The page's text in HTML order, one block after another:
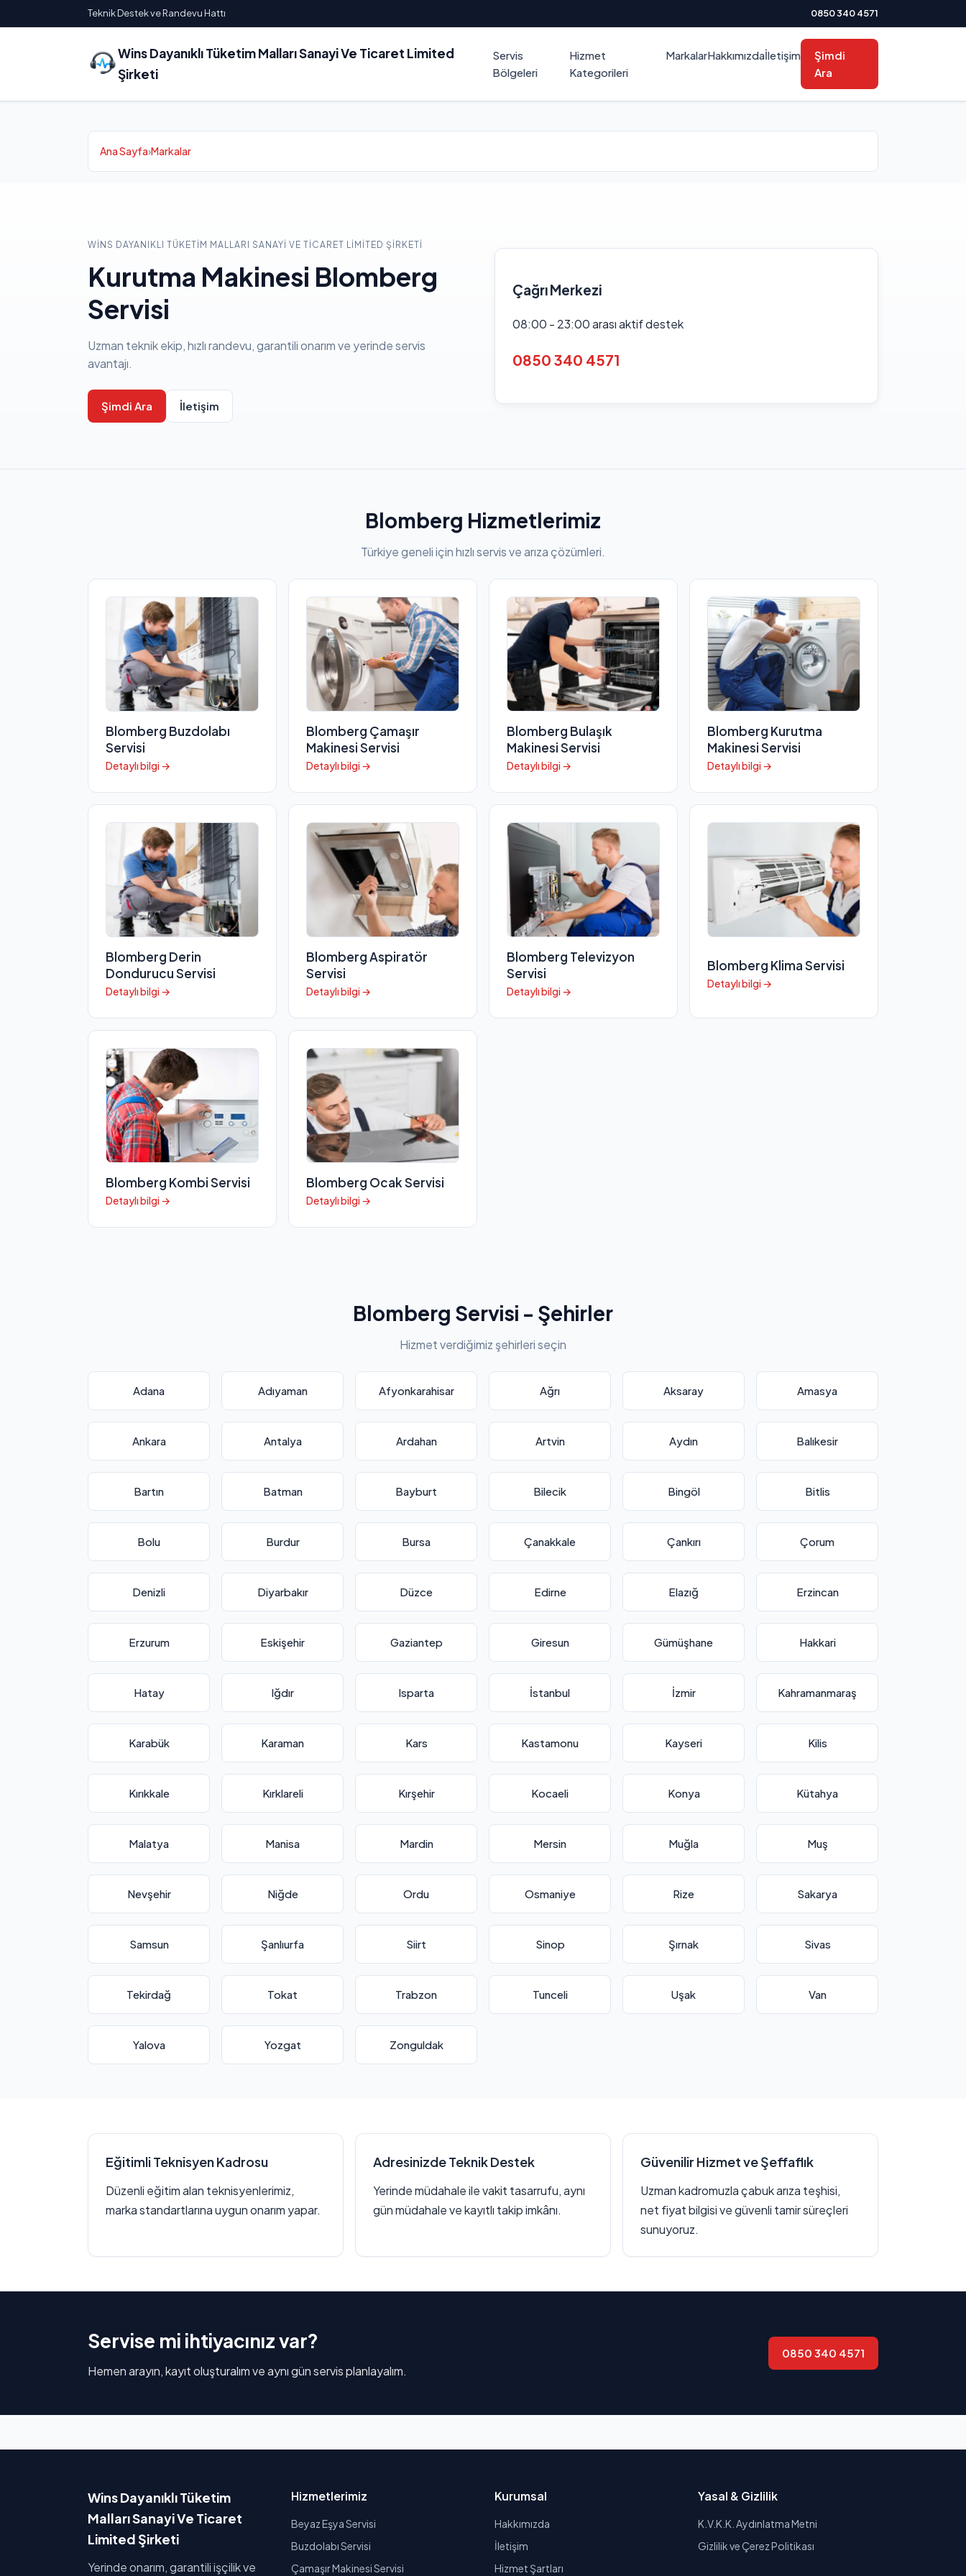
Teknik Destek ve Randevu Hattı 0850 340 4571
Wins Dayanıklı Tüketim Malları Sanayi Ve Ticaret Limited
Şirketi
Servis
Bölgeleri
Hizmet
Kategorileri
MarkalarHakkımızdaİletişim
Şimdi
Ara
Ana Sayfa›Markalar
WINS DAYANIKLI TÜKETIM MALLARI SANAYI VE TICARET LIMITED ŞIRKETI
Kurutma Makinesi Blomberg
Servisi
Uzman teknik ekip, hızlı randevu, garantili onarım ve yerinde servis
avantajı.
Şimdi Ara İletişim
Çağrı Merkezi
08:00 - 23:00 arası aktif destek
0850 340 4571
Blomberg Hizmetlerimiz
Türkiye geneli için hızlı servis ve arıza çözümleri.
Blomberg Buzdolabı
Servisi
Detaylı bilgi →
Blomberg Çamaşır
Makinesi Servisi
Detaylı bilgi →
Blomberg Bulaşık
Makinesi Servisi
Detaylı bilgi →
Blomberg Kurutma
Makinesi Servisi
Detaylı bilgi →
Blomberg Derin
Dondurucu Servisi
Detaylı bilgi →
Blomberg Aspiratör
Servisi
Detaylı bilgi →
Blomberg Televizyon
Servisi
Detaylı bilgi →
Blomberg Klima Servisi
Detaylı bilgi →
Blomberg Kombi Servisi
Detaylı bilgi →
Blomberg Ocak Servisi
Detaylı bilgi →
Blomberg Servisi - Şehirler
Hizmet verdiğimiz şehirleri seçin
Adana Adıyaman Afyonkarahisar Ağrı Aksaray Amasya
Ankara Antalya Ardahan Artvin Aydın Balıkesir
Bartın Batman Bayburt Bilecik Bingöl Bitlis
Bolu Burdur Bursa Çanakkale Çankırı Çorum
Denizli Diyarbakır Düzce Edirne Elazığ Erzincan
Erzurum Eskişehir Gaziantep Giresun Gümüşhane Hakkari
Hatay Iğdır Isparta İstanbul İzmir Kahramanmaraş
Karabük Karaman Kars Kastamonu Kayseri Kilis
Kırıkkale Kırklareli Kırşehir Kocaeli Konya Kütahya
Malatya Manisa Mardin Mersin Muğla Muş
Nevşehir Niğde Ordu Osmaniye Rize Sakarya
Samsun Şanlıurfa Siirt Sinop Şırnak Sivas
Tekirdağ Tokat Trabzon Tunceli Uşak Van
Yalova Yozgat Zonguldak
Eğitimli Teknisyen Kadrosu
Düzenli eğitim alan teknisyenlerimiz,
marka standartlarına uygun onarım yapar.
Adresinizde Teknik Destek
Yerinde müdahale ile vakit tasarrufu, aynı
gün müdahale ve kayıtlı takip imkânı.
Güvenilir Hizmet ve Şeffaflık
Uzman kadromuzla çabuk arıza teşhisi,
net fiyat bilgisi ve güvenli tamir süreçleri
sunuyoruz.
Servise mi ihtiyacınız var?
Hemen arayın, kayıt oluşturalım ve aynı gün servis planlayalım.
0850 340 4571
Wins Dayanıklı Tüketim
Malları Sanayi Ve Ticaret
Limited Şirketi
Yerinde onarım, garantili işçilik ve
Hizmetlerimiz
Beyaz Eşya Servisi
Buzdolabı Servisi
Çamaşır Makinesi Servisi
Kurumsal
Hakkımızda
İletişim
Hizmet Şartları
Yasal & Gizlilik
K.V.K.K. Aydınlatma Metni
Gizlilik ve Çerez Politikası